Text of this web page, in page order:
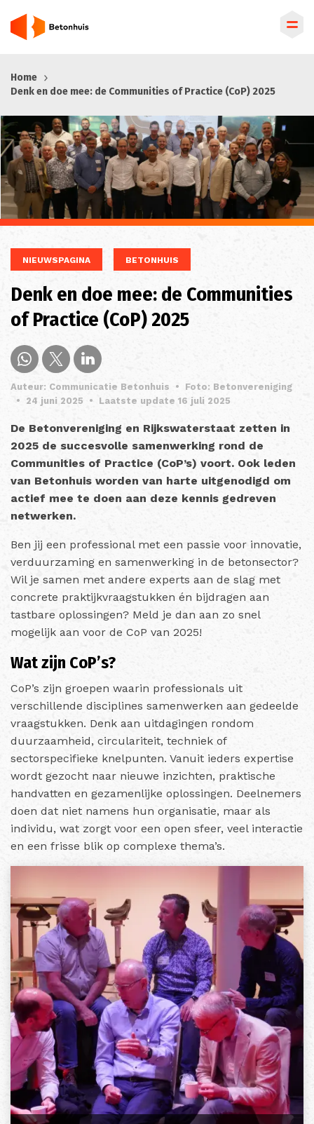
en
naar
de
inhoud
gaan
Home
Denk en doe mee: de Communities of Practice (CoP) 2025
NIEUWSPAGINA BETONHUIS
Denk en doe mee: de Communities
of Practice (CoP) 2025
Auteur: Communicatie Betonhuis •
Foto: Betonvereniging
•
24 juni 2025 • Laatste update 16 juli 2025
De Betonvereniging en Rijkswaterstaat zetten in
2025 de succesvolle samenwerking rond de
Communities of Practice (CoP’s) voort. Ook leden
van Betonhuis worden van harte uitgenodigd om
actief mee te doen aan deze kennis gedreven
netwerken.
Ben jij een professional met een passie voor innovatie,
verduurzaming en samenwerking in de betonsector?
Wil je samen met andere experts aan de slag met
concrete praktijkvraagstukken én bijdragen aan
tastbare oplossingen? Meld je dan aan zo snel
mogelijk aan voor de CoP van 2025!
Wat zijn CoP’s?
CoP’s zijn groepen waarin professionals uit
verschillende disciplines samenwerken aan gedeelde
vraagstukken. Denk aan uitdagingen rondom
duurzaamheid, circulariteit, techniek of
sectorspecifieke knelpunten. Vanuit ieders expertise
wordt gezocht naar nieuwe inzichten, praktische
handvatten en gezamenlijke oplossingen. Deelnemers
doen dat niet namens hun organisatie, maar als
individu, wat zorgt voor een open sfeer, veel interactie
en een frisse blik op complexe thema’s.